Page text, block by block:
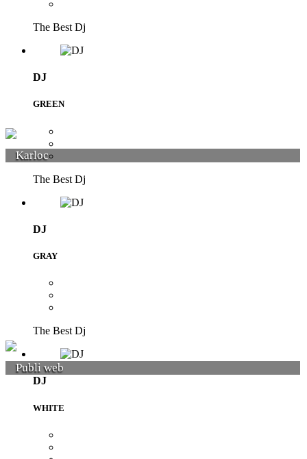
Karloc
Publi web
The Best Dj
DJ
GREEN
The Best Dj
DJ
GRAY
The Best Dj
DJ
WHITE